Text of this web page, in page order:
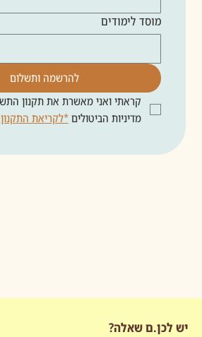
מוסד לימודים
להרשמה ותשלום
מדיניות הביטולים *לקריאת התקנון
יש לכן.ם שאלה?